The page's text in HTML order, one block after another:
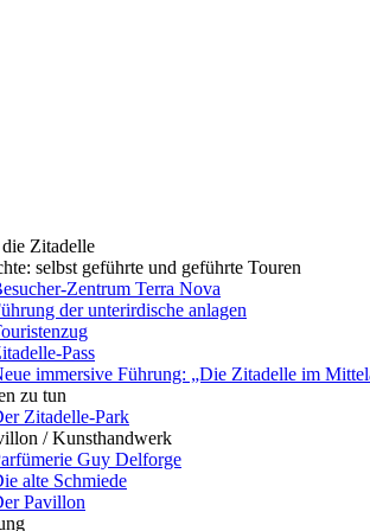
Zitadelle
selbst geführte und geführte Touren
Zentrum Terra Nova
der unterirdische anlagen
Pass
immersive Führung: „Die Zitadelle im
zu tun
Zitadelle-Park
/ Kunsthandwerk
Guy Delforge
alte Schmiede
Pavillon